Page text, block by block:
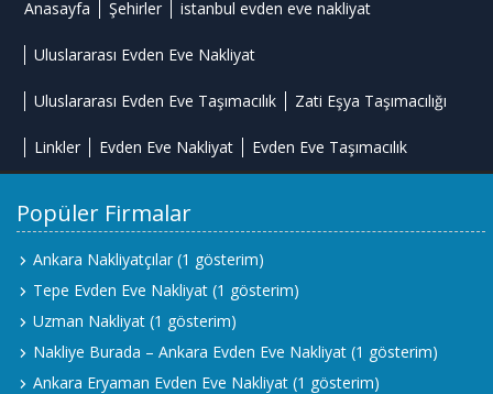
Anasayfa Şehirler istanbul evden eve nakliyat
Uluslararası Evden Eve Nakliyat
Uluslararası Evden Eve Taşımacılık Zati Eşya Taşımacılığı
Linkler Evden Eve Nakliyat Evden Eve Taşımacılık
Popüler Firmalar
Ankara Nakliyatçılar (1 gösterim)
Tepe Evden Eve Nakliyat (1 gösterim)
Uzman Nakliyat (1 gösterim)
Nakliye Burada – Ankara Evden Eve Nakliyat (1 gösterim)
Ankara Eryaman Evden Eve Nakliyat (1 gösterim)